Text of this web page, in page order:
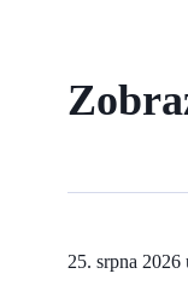
25. srpna 2026